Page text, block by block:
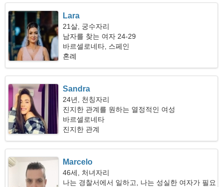
Lara
21살, 궁수자리
남자를 찾는 여자 24-29
바르셀로네타, 스페인
혼례
Sandra
24년, 천칭자리
진지한 관계를 원하는 열정적인 여성
바르셀로네타
진지한 관계
Marcelo
46세, 처녀자리
나는 경찰서에서 일하고, 나는 성실한 여자가 필요